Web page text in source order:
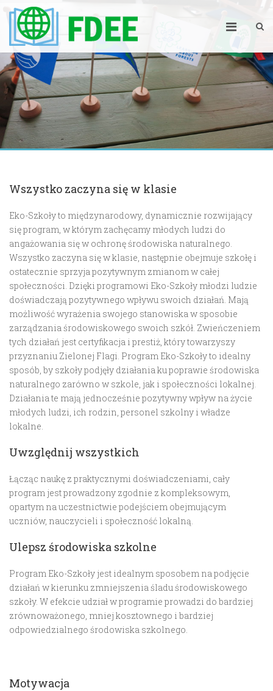
Wszystko zaczyna się w klasie
Eko-Szkoły to międzynarodowy, dynamicznie rozwijający
się program, w którym zachęcamy młodych ludzi do
angażowania się w ochronę środowiska naturalnego.
Wszystko zaczyna się w klasie, następnie obejmuje szkołę i
ostatecznie sprzyja pozytywnym zmianom w całej
społeczności. Dzięki programowi Eko-Szkoły młodzi ludzie
doświadczają pozytywnego wpływu swoich działań. Mają
możliwość wyrażenia swojego stanowiska w sposobie
zarządzania środowiskowego swoich szkół. Zwieńczeniem
tych działań jest certyfikacja i prestiż, który towarzyszy
przyznaniu Zielonej Flagi. Program Eko-Szkoły to idealny
sposób, by szkoły podjęły działania ku poprawie środowiska
naturalnego zarówno w szkole, jak i społeczności lokalnej.
Działania te mają jednocześnie pozytywny wpływ na życie
młodych ludzi, ich rodzin, personel szkolny i władze
lokalne.
Uwzględnij wszystkich
Łącząc naukę z praktycznymi doświadczeniami, cały
program jest prowadzony zgodnie z kompleksowym,
opartym na uczestnictwie podejściem obejmującym
uczniów, nauczycieli i społeczność lokalną.
Ulepsz środowiska szkolne
Program Eko-Szkoły jest idealnym sposobem na podjęcie
działań w kierunku zmniejszenia śladu środowiskowego
szkoły. W efekcie udział w programie prowadzi do bardziej
zrównoważonego, mniej kosztownego i bardziej
odpowiedzialnego środowiska szkolnego.
Motywacja